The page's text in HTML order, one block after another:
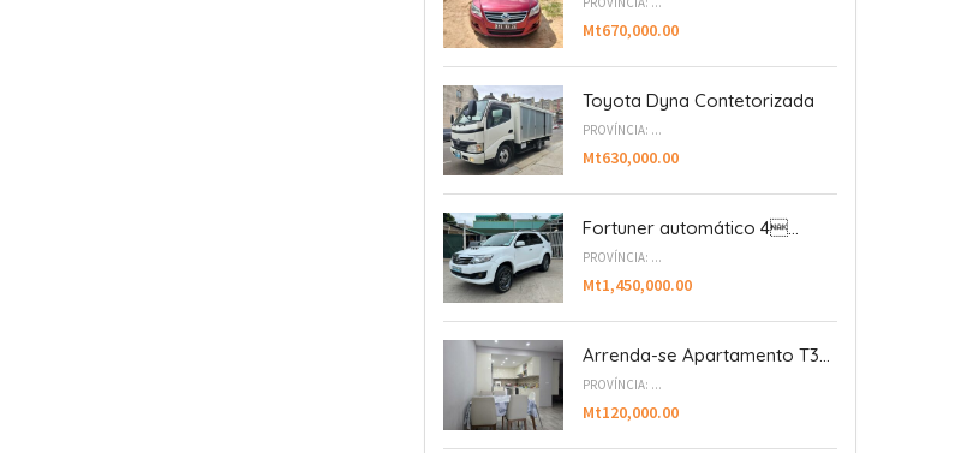
Mt670,000.00
Toyota Dyna Contetorizada
PROVÍNCIA: ...
Mt630,000.00
Fortuner automático 4...
PROVÍNCIA: ...
Mt1,450,000.00
Arrenda-se Apartamento T3...
PROVÍNCIA: ...
Mt120,000.00